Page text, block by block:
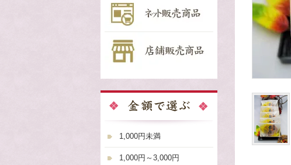
1,000円未満
1,000円～3,000円